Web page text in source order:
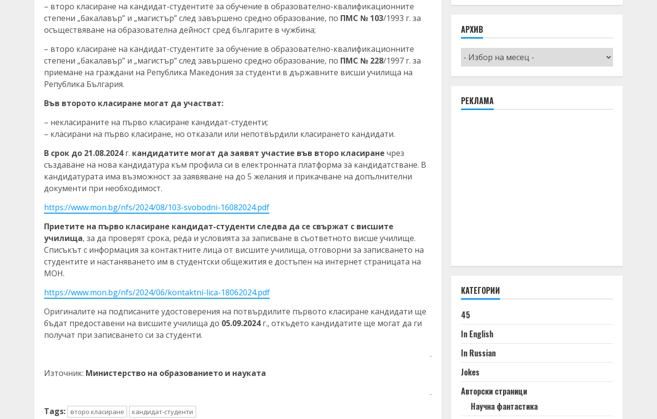
– второ класиране на кандидат-студентите за обучение в образователно-квалификационните
степени „бакалавър” и „магистър” след завършено средно образование, по ПМС № 103/1993 г. за
осъществяване на образователна дейност сред българите в чужбина;
– второ класиране на кандидат-студентите за обучение в образователно-квалификационните
степени „бакалавър” и „магистър” след завършено средно образование, по ПМС № 228/1997 г. за
приемане на граждани на Република Македония за студенти в държавните висши училища на
Република България.
Във второто класиране могат да участват:
– некласираните на първо класиране кандидат-студенти;
– класирани на първо класиране, но отказали или непотвърдили класирането кандидати.
В срок до 21.08.2024г. кандидатите могат да заявят участие във второ класиране чрез
създаване на нова кандидатура към профила си в електронната платформа за кандидатстване. В
кандидатурата има възможност за заявяване на до 5 желания и прикачване на допълнителни
документи при необходимост.
https://www.mon.bg/nfs/2024/08/103-svobodni-16082024.pdf
Приетите на първо класиране кандидат-студенти следва да се свържат с висшите
училища, за да проверят срока, реда и условията за записване в съответното висше училище.
Списъкът с информация за контактните лица от висшите училища, отговорни за записването на
студентите и настаняването им в студентски общежития е достъпен на интернет страницата на
МОН.
https://www.mon.bg/nfs/2024/06/kontaktni-lica-18062024.pdf
Оригиналите на подписаните удостоверения на потвърдилите първото класиране кандидати ще
бъдат предоставени на висшите училища до 05.09.2024г., откъдето кандидатите ще могат да ги
получат при записването си за студенти.
.
Източник: Министерство на образованието и науката
.
Tags:
второ класиране кандидат-студенти
АРХИВ
Архив
РЕКЛАМА
КАТЕГОРИИ
45
In English
In Russian
Jokes
Авторски страници
Научна фантастика